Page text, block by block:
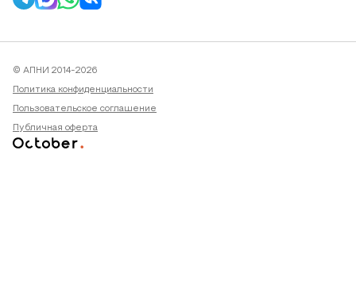
© АПНИ 2014-2026
Политика конфиденциальности
Пользовательское соглашение
Публичная оферта